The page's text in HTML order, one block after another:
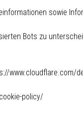
sowie
Bots zu
www.cloudflare.com/
policy/